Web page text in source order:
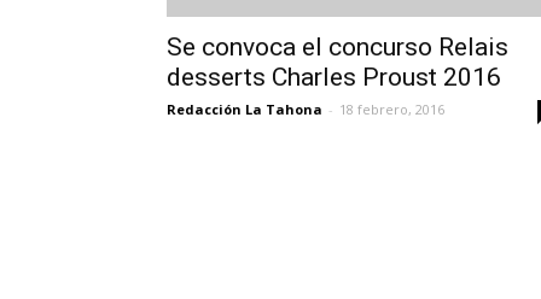
Se convoca el concurso Relais
desserts Charles Proust 2016
Redacción La Tahona - 18 febrero, 2016